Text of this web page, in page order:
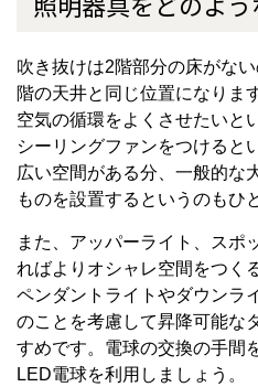
吹き抜けは2階部分の床がな
階の天井と同じ位置になります
空気の循環をよくさせたいと
シーリングファンをつけると
広い空間がある分、一般的な
ものを設置するというのもひ
また、アッパーライト、スポ
ればよりオシャレ空間をつく
ペンダントライトやダウンラ
のことを考慮して昇降可能な
すめです。電球の交換の手間
LED電球を利用しましょう。